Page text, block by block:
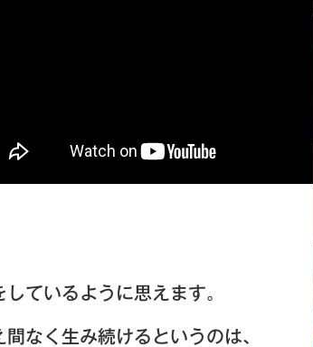
ているように思えます。
なく生み続けるというのは、